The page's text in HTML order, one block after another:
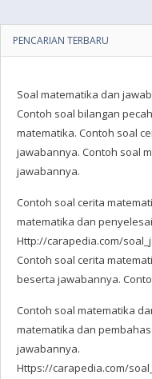
PENCARIAN TERBARU
Soal matematika dan
Contoh soal bilangan
matematika. Contoh soal
jawabannya. Contoh soal
jawabannya.
Contoh soal cerita
matematika dan
Http://carapedia.com/
Contoh soal cerita
beserta jawabannya.
Contoh soal matematika
matematika dan
jawabannya.
Https://carapedia.com/